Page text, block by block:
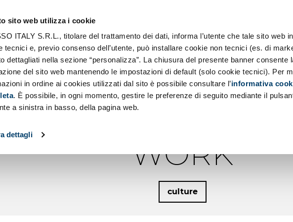
sito web utilizza i cookie
ITALY S.R.L., titolare del trattamento dei dati, informa l’utente che tale sito web
tecnici e, previo consenso dell’utente, può installare cookie non tecnici (es. di
dettagliati nella sezione “personalizza”. La chiusura del presente banner consente
del sito web mantenendo le impostazioni di default (solo cookie tecnici). Per
in ordine ai cookies utilizzati dal sito è possibile consultare l’informativa
. È possibile, in ogni momento, gestire le preferenze di seguito mediante il
a sinistra in basso, della pagina web.
dettagli
Cerca
Valori e Principi
Sociale d'Impresa
AI
Cloud
Applicazioni Low Code
DOVE IL
DA
WORK
culture